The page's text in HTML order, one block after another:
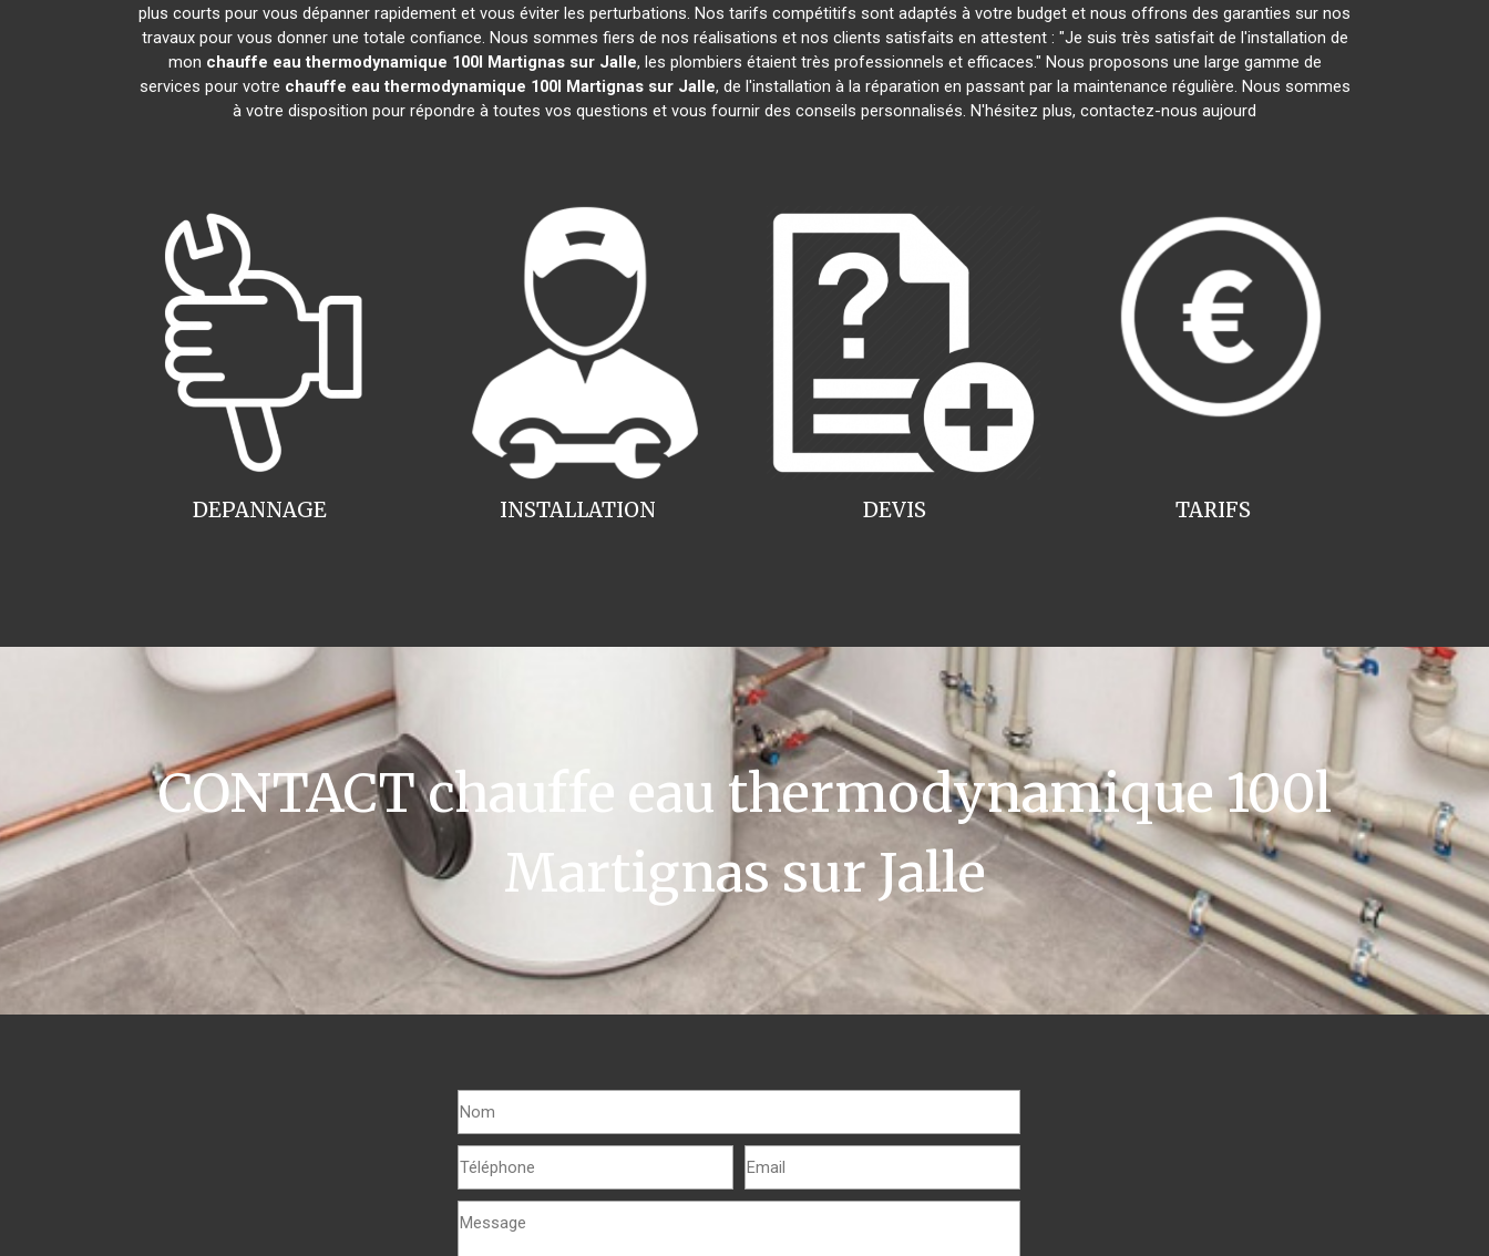
plus courts pour vous dépanner rapidement et vous éviter les perturbations. Nos tarifs compétitifs sont adaptés à votre budget et nous offrons des garanties sur nos
travaux pour vous donner une totale confiance. Nous sommes fiers de nos réalisations et nos clients satisfaits en attestent : "Je suis très satisfait de l'installation de
mon chauffe eau thermodynamique 100l Martignas sur Jalle, les plombiers étaient très professionnels et efficaces." Nous proposons une large gamme de
services pour votre chauffe eau thermodynamique 100l Martignas sur Jalle, de l'installation à la réparation en passant par la maintenance régulière. Nous sommes
à votre disposition pour répondre à toutes vos questions et vous fournir des conseils personnalisés. N'hésitez plus, contactez-nous aujourd
INSTALLATION
DEPANNAGE TARIFS
DEVIS
CONTACT chauffe eau thermodynamique 100l
Martignas sur Jalle